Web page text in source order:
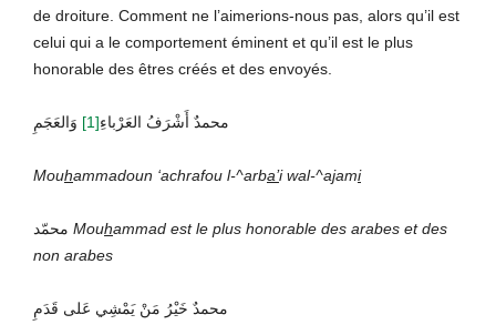
de droiture. Comment ne l’aimerions-nous pas, alors qu’il est
celui qui a le comportement éminent et qu’il est le plus
honorable des êtres créés et des envoyés.
محمدٌ أَشْرَفُ العَرْباءِ[1] وَالعَجَمِ
Mouhammadoun ‘achrafou l-^arba’i wal-^ajami
Mouhammad est le plus honorable des arabes et des
non arabes
محمدٌ خَيْرُ مَنْ يَمْشِي عَلى قَدَمِ